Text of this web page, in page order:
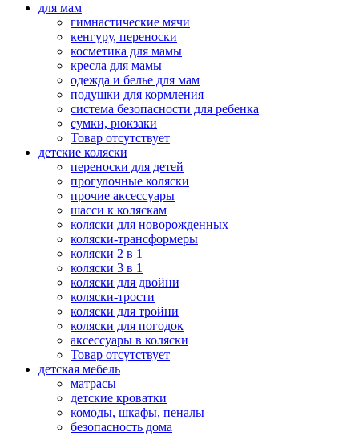
для мам
гимнастические мячи
кенгуру, переноски
косметика для мамы
кресла для мамы
одежда и белье для мам
подушки для кормления
система безопасности для ребенка
сумки, рюкзаки
Товар отсутствует
детские коляски
переноски для детей
прогулочные коляски
прочие аксессуары
шасси к коляскам
коляски для новорожденных
коляски-трансформеры
коляски 2 в 1
коляски 3 в 1
коляски для двойни
коляски-трости
коляски для тройни
коляски для погодок
аксессуары в коляски
Товар отсутствует
детская мебель
матрасы
детские кроватки
комоды, шкафы, пеналы
безопасность дома